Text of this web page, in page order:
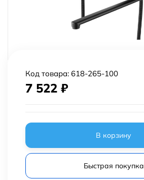
Код товара: 618-265-100
7 522 ₽
В корзину
Быстрая покупка